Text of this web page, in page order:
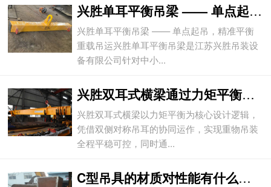
兴胜单耳平衡吊梁 —— 单点起吊，精准平
兴胜单耳平衡吊梁 —— 单点起吊，精准平衡
重载吊运兴胜单耳平衡吊梁是江苏兴胜吊装设
备有限公司针对中小...
兴胜双耳式横梁通过力矩平衡实现重物平稳吊
兴胜双耳式横梁以力矩平衡为核心设计逻辑，
凭借双侧对称吊耳的协同运作，实现重物吊装
全程平稳可控，同时通...
C型吊具的材质对性能有什么影响？